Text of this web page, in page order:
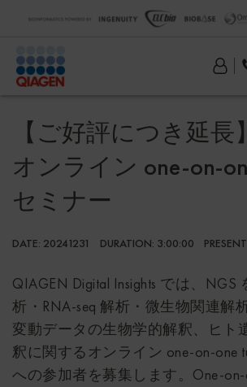
【ご好評につき延長
オンライン one-on-
セミナー
DATE: 20241231 DURATION: 3:00:00
QIAGEN Digital Insights では、NGS
析・RNA-seq 解析・微生物関連解
変動データの生物学的解釈、ヒト
釈に関するオンライン one-on-one
への参加者を募集します。One-